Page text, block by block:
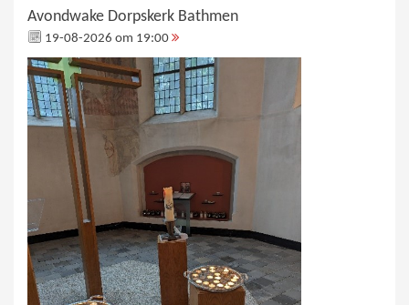
Avondwake Dorpskerk Bathmen
19-08-2026 om 19:00